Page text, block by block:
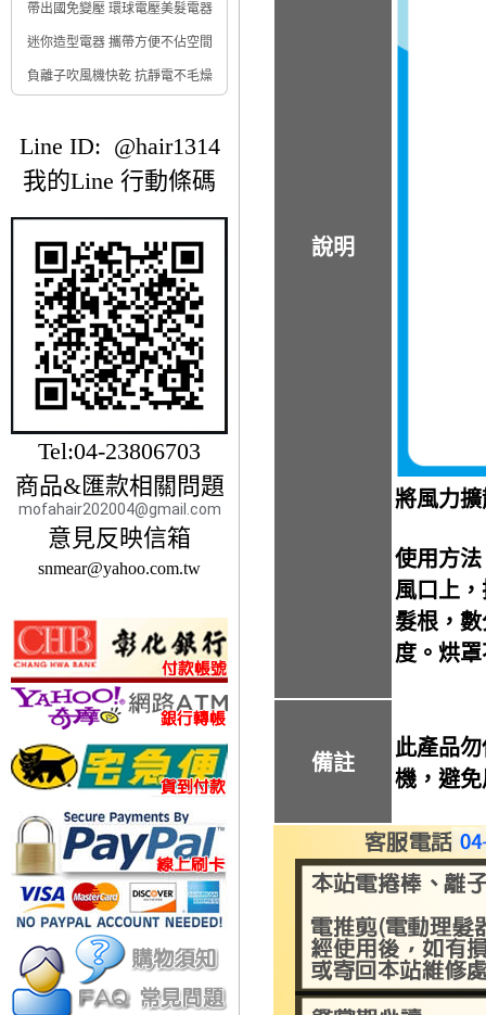
帶出國免變壓 環球電壓美髮電器
迷你造型電器 攜帶方便不佔空間
負離子吹風機快乾 抗靜電不毛燥
Line ID: @hair1314
我的Line 行動條碼
Tel:04-23806703
商品&匯款相關問題
mofahair202004@gmail.com
意見反映信箱
snmear@yahoo.com.tw
說明
將風力
使用方法
風口上
髮根，
度。烘
備註
此產品
機，避